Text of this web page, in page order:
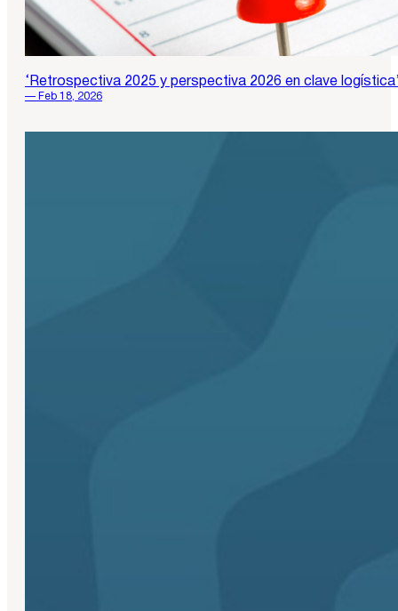
‘Retrospectiva 2025 y perspectiva 2026 en clave
— Feb 18, 2026